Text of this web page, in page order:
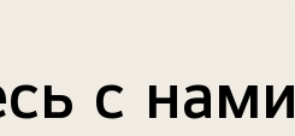
с нами